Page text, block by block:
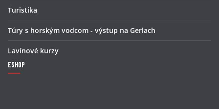
Turistika
Túry s horským vodcom - výstup na Gerlach
Lavínové kurzy
Eshop